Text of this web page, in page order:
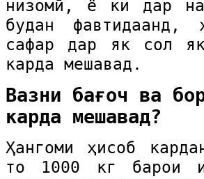
низомӣ, ё ки дар
будан фавтидаанд,
сафар дар як сол
карда мешавад.
Вазни бағоч ва
карда мешавад?
Ҳангоми ҳисоб
то 1000 кг барои